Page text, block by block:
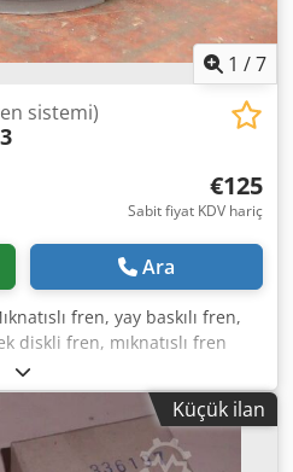
1 /7
sistemi)
€125
Sabit fiyat KDV hariç
Ara
fren, yay baskılı fren,
diskli fren, mıknatıslı fren
-Tip: 76-145 13 E 1 3 -
Nm Djdpfxowzhxde Afkjck -
mm -Adet: 3 adet fren
185/140/Y85 mm -
Küçük ilan